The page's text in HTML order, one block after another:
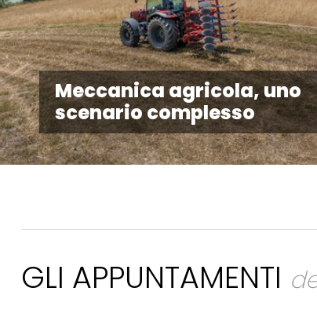
Meccanica agricola, uno
scenario complesso
GLI APPUNTAMENTI